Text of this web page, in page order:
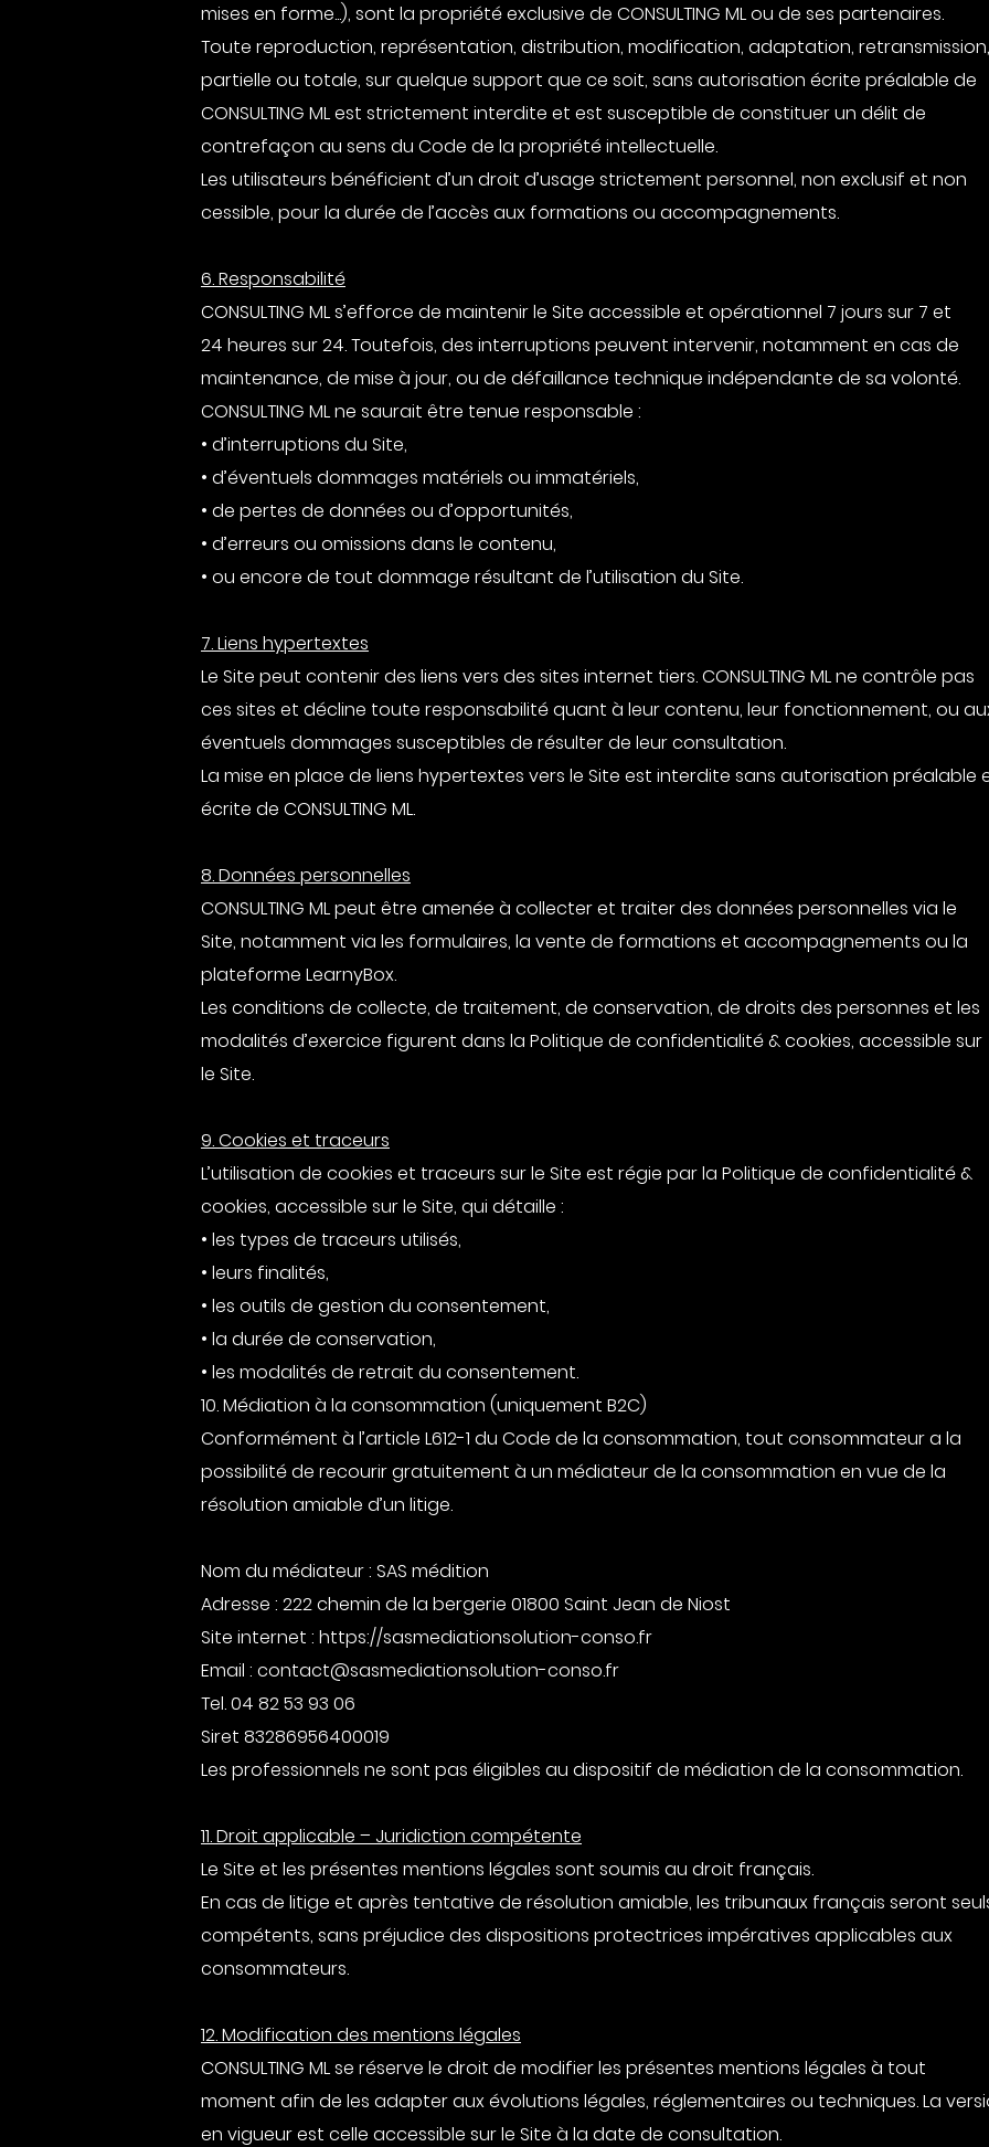
mises en forme...), sont la propriété exclusive de CONSULTING ML ou de ses partenaires.
Toute reproduction, représentation, distribution, modification, adaptation, retransmission,
partielle ou totale, sur quelque support que ce soit, sans autorisation écrite préalable de
CONSULTING ML est strictement interdite et est susceptible de constituer un délit de
contrefaçon au sens du Code de la propriété intellectuelle.
Les utilisateurs bénéficient d’un droit d’usage strictement personnel, non exclusif et non
cessible, pour la durée de l’accès aux formations ou accompagnements.
6. Responsabilité
CONSULTING ML s’efforce de maintenir le Site accessible et opérationnel 7 jours sur 7 et
24 heures sur 24. Toutefois, des interruptions peuvent intervenir, notamment en cas de
maintenance, de mise à jour, ou de défaillance technique indépendante de sa volonté.
CONSULTING ML ne saurait être tenue responsable :
• d’interruptions du Site,
• d’éventuels dommages matériels ou immatériels,
• de pertes de données ou d’opportunités,
• d’erreurs ou omissions dans le contenu,
• ou encore de tout dommage résultant de l’utilisation du Site.
7. Liens hypertextes
Le Site peut contenir des liens vers des sites internet tiers. CONSULTING ML ne contrôle pas
ces sites et décline toute responsabilité quant à leur contenu, leur fonctionnement, ou
éventuels dommages susceptibles de résulter de leur consultation.
La mise en place de liens hypertextes vers le Site est interdite sans autorisation préalable
écrite de CONSULTING ML.
8. Données personnelles
CONSULTING ML peut être amenée à collecter et traiter des données personnelles via le
Site, notamment via les formulaires, la vente de formations et accompagnements ou la
plateforme LearnyBox.
Les conditions de collecte, de traitement, de conservation, de droits des personnes et les
modalités d’exercice figurent dans la Politique de confidentialité & cookies, accessible sur
le Site.
9. Cookies et traceurs
L’utilisation de cookies et traceurs sur le Site est régie par la Politique de confidentialité &
cookies, accessible sur le Site, qui détaille :
• les types de traceurs utilisés,
• leurs finalités,
• les outils de gestion du consentement,
• la durée de conservation,
• les modalités de retrait du consentement.
10. Médiation à la consommation (uniquement B2C)
Conformément à l’article L612-1 du Code de la consommation, tout consommateur a la
possibilité de recourir gratuitement à un médiateur de la consommation en vue de la
résolution amiable d’un litige.
Nom du médiateur : SAS médition
Adresse : 222 chemin de la bergerie 01800 Saint Jean de Niost
Site internet : https://sasmediationsolution-conso.fr
Email : contact@sasmediationsolution-conso.fr
Tel. 04 82 53 93 06
Siret 83286956400019
Les professionnels ne sont pas éligibles au dispositif de médiation de la consommation.
11. Droit applicable – Juridiction compétente
Le Site et les présentes mentions légales sont soumis au droit français.
En cas de litige et après tentative de résolution amiable, les tribunaux français seront
compétents, sans préjudice des dispositions protectrices impératives applicables aux
consommateurs.
12. Modification des mentions légales
CONSULTING ML se réserve le droit de modifier les présentes mentions légales à tout
moment afin de les adapter aux évolutions légales, réglementaires ou techniques. La
en vigueur est celle accessible sur le Site à la date de consultation.